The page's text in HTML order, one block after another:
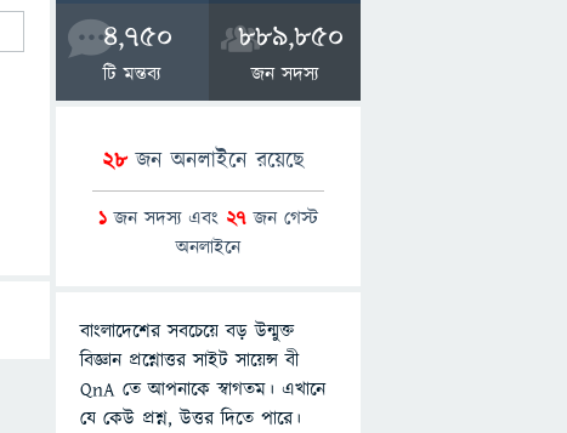
4,750
টি মন্তব্য
889,850
জন সদস্য
28জন অনলাইনে রয়েছে
1 জন সদস্য এবং 27 জন গেস্ট
অনলাইনে
বাংলাদেশের সবচেয়ে বড় উন্মুক্ত
বিজ্ঞান প্রশ্নোত্তর সাইট সায়েন্স বী
QnA তে আপনাকে স্বাগতম। এখানে
যে কেউ প্রশ্ন, উত্তর দিতে পারে।